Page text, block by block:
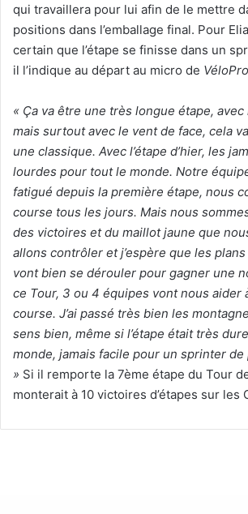
qui travaillera pour lui afin de le mettre
positions dans l’emballage final. Pour
certain que l’étape se finisse dans un
il l’indique au départ au micro de VéloPro
« Ça va être une très longue étape, avec
mais surtout avec le vent de face, cela
une classique. Avec l’étape d’hier, les
lourdes pour tout le monde. Notre
fatigué depuis la première étape, nous
course tous les jours. Mais nous
des victoires et du maillot jaune que
allons contrôler et j’espère que les
vont bien se dérouler pour gagner une
ce Tour, 3 ou 4 équipes vont nous aider
course. J’ai passé très bien les
sens bien, même si l’étape était très
monde, jamais facile pour un sprinter de
» Si il remporte la 7ème étape du Tour
monterait à 10 victoires d’étapes sur les